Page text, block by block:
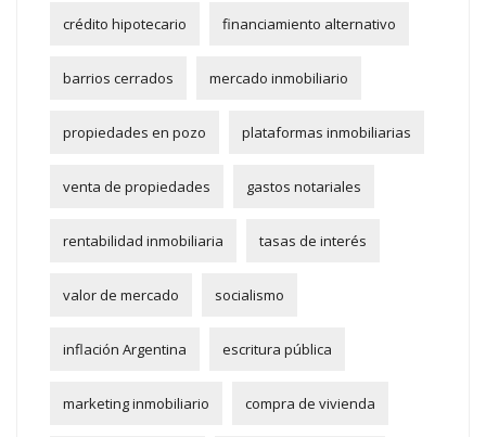
crédito hipotecario financiamiento alternativo
barrios cerrados mercado inmobiliario
propiedades en pozo plataformas inmobiliarias
venta de propiedades gastos notariales
rentabilidad inmobiliaria tasas de interés
valor de mercado socialismo
inflación Argentina escritura pública
marketing inmobiliario compra de vivienda